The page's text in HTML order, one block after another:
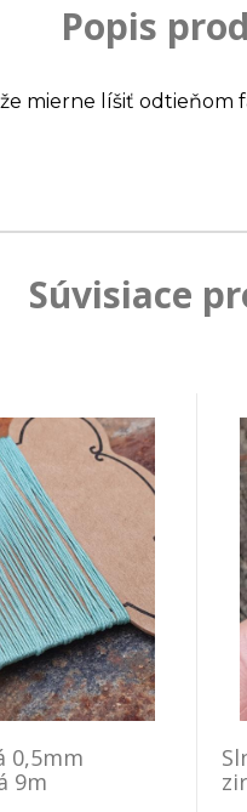
Popis
mierne líšiť odtieňom
Súvisiace
0,5mm
9m